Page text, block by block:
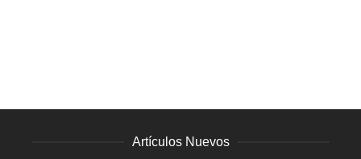
Artículos Nuevos